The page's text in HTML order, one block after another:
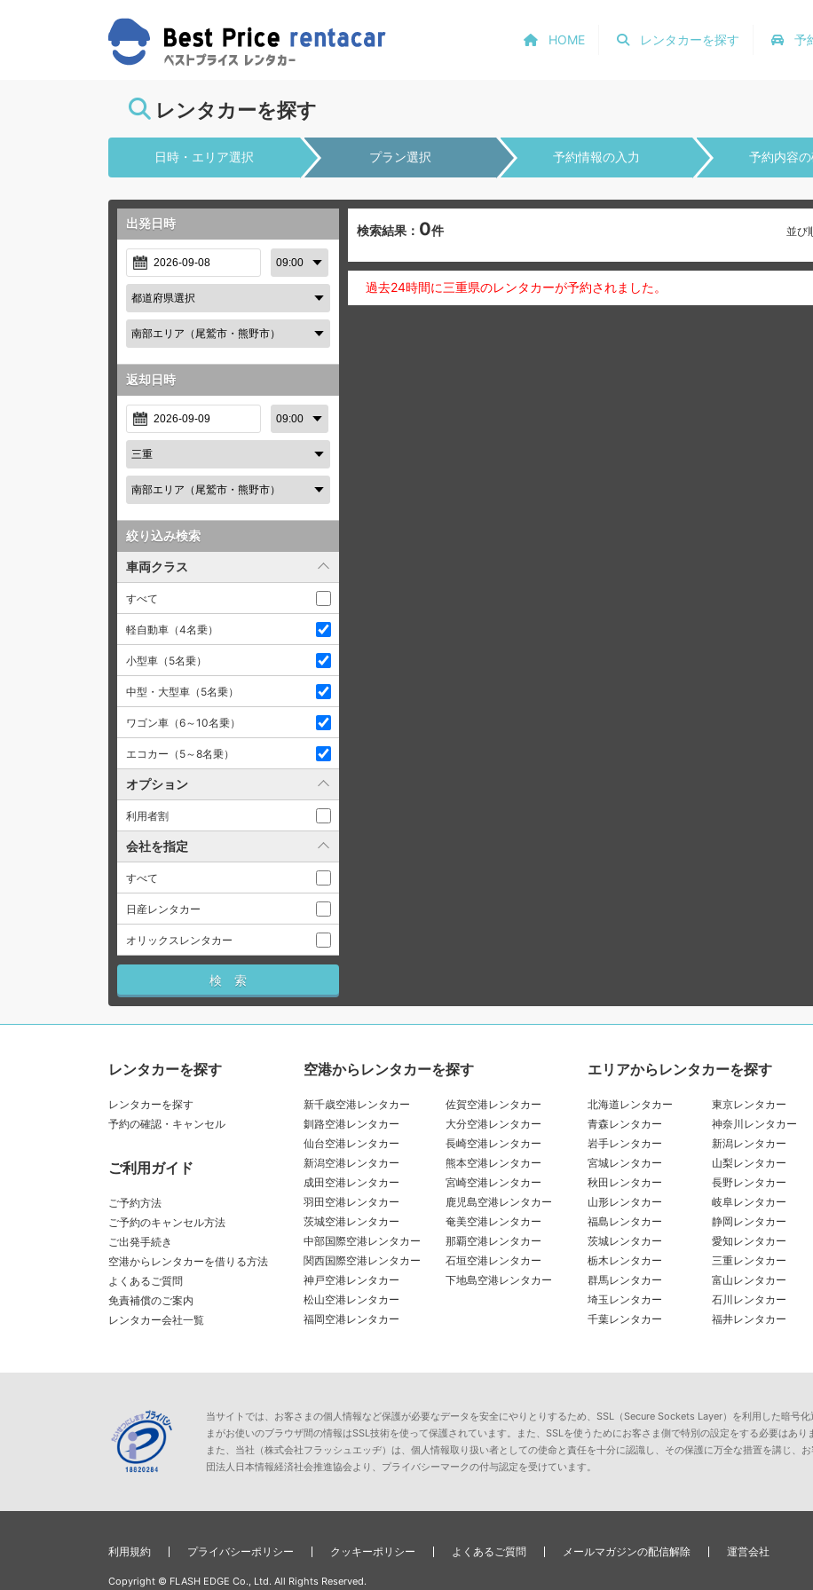
予
レンタカーを探す
HOME
レンタカーを探す
日時・エリア選択 プラン選択 予約情報の入力 予約内容
出発日時
返却日時
絞り込み検索
車両クラス
すべて
軽自動車（4名乗）
小型車（5名乗）
中型・大型車（5名乗）
ワゴン車（6～10名乗）
エコカー（5～8名乗）
オプション
利用者割
会社を指定
すべて
日産レンタカー
オリックスレンタカー
検索結果： 0件 並び
過去24時間に三重県のレンタカーが予約されました。
レンタカーを探す
レンタカーを探す
予約の確認・キャンセル
ご利用ガイド
ご予約方法
ご予約のキャンセル方法
ご出発手続き
空港からレンタカーを借りる方法
よくあるご質問
免責補償のご案内
レンタカー会社一覧
空港からレンタカーを探す
新千歳空港レンタカー
釧路空港レンタカー
仙台空港レンタカー
新潟空港レンタカー
成田空港レンタカー
羽田空港レンタカー
茨城空港レンタカー
中部国際空港レンタカー
関西国際空港レンタカー
神戸空港レンタカー
松山空港レンタカー
福岡空港レンタカー
佐賀空港レンタカー
大分空港レンタカー
長崎空港レンタカー
熊本空港レンタカー
宮崎空港レンタカー
鹿児島空港レンタカー
奄美空港レンタカー
那覇空港レンタカー
石垣空港レンタカー
下地島空港レンタカー
エリアからレンタカーを探す
北海道レンタカー
青森レンタカー
岩手レンタカー
宮城レンタカー
秋田レンタカー
山形レンタカー
福島レンタカー
茨城レンタカー
栃木レンタカー
群馬レンタカー
埼玉レンタカー
千葉レンタカー
東京レンタカー
神奈川レンタカー
新潟レンタカー
山梨レンタカー
長野レンタカー
岐阜レンタカー
静岡レンタカー
愛知レンタカー
三重レンタカー
富山レンタカー
石川レンタカー
福井レンタカー
当サイトでは、お客さまの個人情報など保護が必要なデータを安全にやりとりするため、SSL（Secure Sockets Layer）を利用した暗号
まがお使いのブラウザ間の情報はSSL技術を使って保護されています。また、SSLを使うためにお客さま側で特別の設定をする必要はあり
また、当社（株式会社フラッシュエッヂ）は、個人情報取り扱い者としての使命と責任を十分に認識し、その保護に万全な措置を講じ、
団法人日本情報経済社会推進協会より、プライバシーマークの付与認定を受けています。
利用規約 プライバシーポリシー クッキーポリシー よくあるご質問 メールマガジンの配信解除 運営会社
Copyright © FLASH EDGE Co., Ltd. All Rights Reserved.